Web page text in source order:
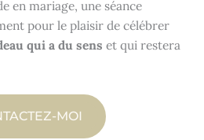
en mariage, une séance
pour le plaisir de célébrer
qui a du sens et qui restera
MOI